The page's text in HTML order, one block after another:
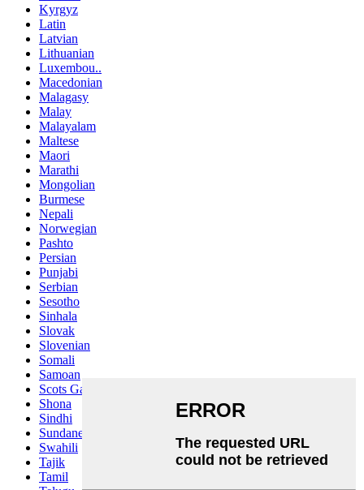
Kyrgyz
Latin
Latvian
Lithuanian
Luxembou..
Macedonian
Malagasy
Malay
Malayalam
Maltese
Maori
Marathi
Mongolian
Burmese
Nepali
Norwegian
Pashto
Persian
Punjabi
Serbian
Sesotho
Sinhala
Slovak
Slovenian
Somali
Samoan
Scots Gaelic
Shona
Sindhi
Sundanese
Swahili
Tajik
Tamil